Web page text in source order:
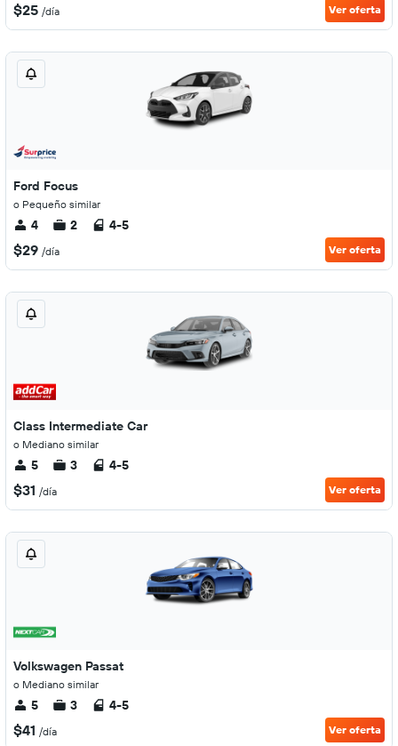
$25 /día Ver oferta
Ford Focus
o Pequeño similar
4 2 4-5
$29 /día Ver oferta
Class Intermediate Car
o Mediano similar
5 3 4-5
$31 /día Ver oferta
Volkswagen Passat
o Mediano similar
5 3 4-5
$41 /día Ver oferta